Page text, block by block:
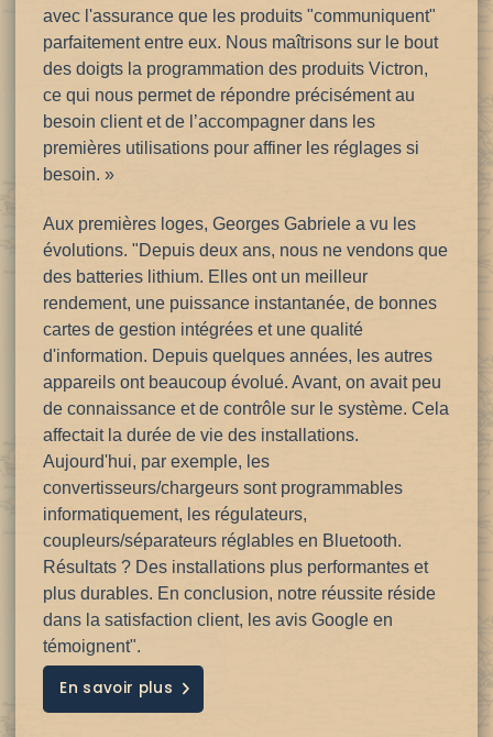
avec l'assurance que les produits "communiquent"
parfaitement entre eux. Nous maîtrisons sur le bout
des doigts la programmation des produits Victron,
ce qui nous permet de répondre précisément au
besoin client et de l’accompagner dans les
premières utilisations pour affiner les réglages si
besoin. »
Aux premières loges, Georges Gabriele a vu les
évolutions. "Depuis deux ans, nous ne vendons que
des batteries lithium. Elles ont un meilleur
rendement, une puissance instantanée, de bonnes
cartes de gestion intégrées et une qualité
d'information. Depuis quelques années, les autres
appareils ont beaucoup évolué. Avant, on avait peu
de connaissance et de contrôle sur le système. Cela
affectait la durée de vie des installations.
Aujourd'hui, par exemple, les
convertisseurs/chargeurs sont programmables
informatiquement, les régulateurs,
coupleurs/séparateurs réglables en Bluetooth.
Résultats ? Des installations plus performantes et
plus durables. En conclusion, notre réussite réside
dans la satisfaction client, les avis Google en
témoignent".
En savoir plus